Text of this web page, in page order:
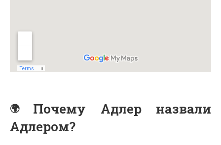
Почему Адлер назвали
Адлером?